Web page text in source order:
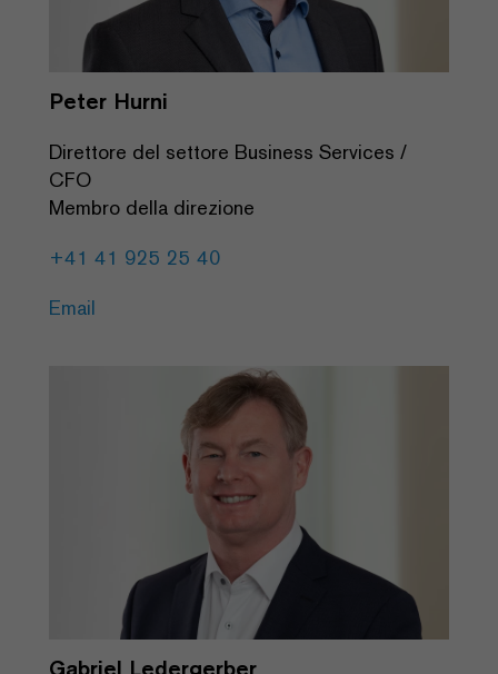
Peter Hurni
Direttore del settore Business Services /
CFO
Membro della direzione
+41 41 925 25 40
Email
Gabriel Ledergerber